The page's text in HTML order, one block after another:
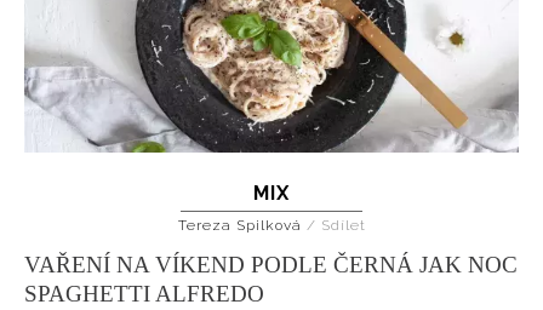
MIX
Tereza Spilková / Sdílet
VAŘENÍ NA VÍKEND PODLE ČERNÁ JAK NOC
SPAGHETTI ALFREDO